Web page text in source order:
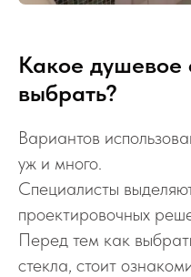
Какое душевое
выбрать?
Вариантов
уж и много.
Специалисты
проектировочных
Перед тем как
стекла, стоит